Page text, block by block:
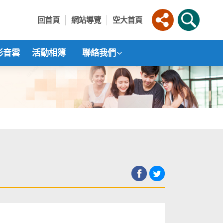
回首頁
網站導覽 空大首頁
音雲 活動相簿 聯絡我們